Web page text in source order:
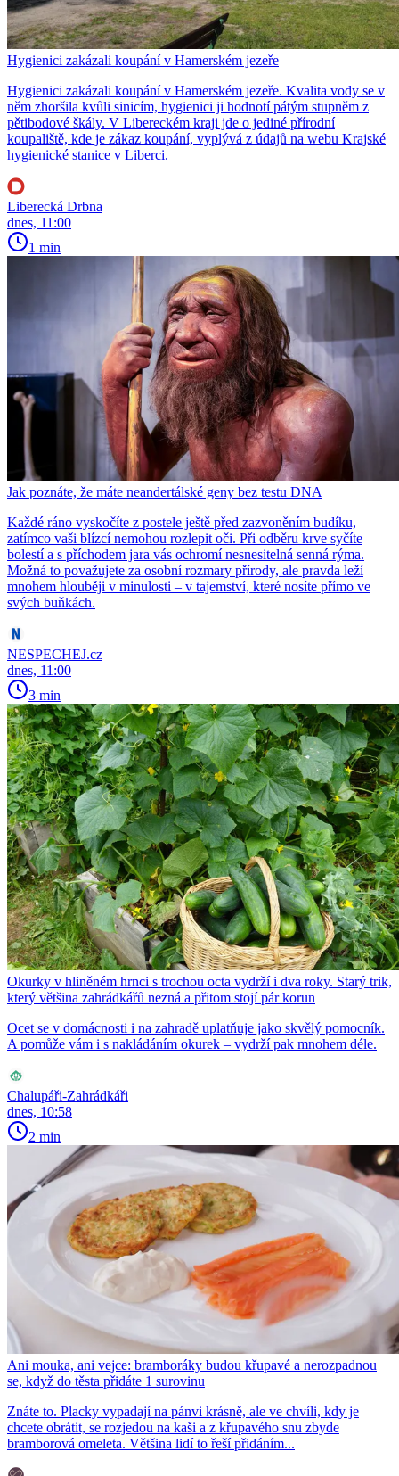
Hygienici zakázali koupání v Hamerském jezeře
Hygienici zakázali koupání v Hamerském jezeře. Kvalita vody se v
něm zhoršila kvůli sinicím, hygienici ji hodnotí pátým stupněm z
pětibodové škály. V Libereckém kraji jde o jediné přírodní
koupaliště, kde je zákaz koupání, vyplývá z údajů na webu Krajské
hygienické stanice v Liberci.
Liberecká Drbna
dnes, 11:00
1 min
Jak poznáte, že máte neandertálské geny bez testu DNA
Každé ráno vyskočíte z postele ještě před zazvoněním budíku,
zatímco vaši blízcí nemohou rozlepit oči. Při odběru krve syčíte
bolestí a s příchodem jara vás ochromí nesnesitelná senná rýma.
Možná to považujete za osobní rozmary přírody, ale pravda leží
mnohem hlouběji v minulosti – v tajemství, které nosíte přímo ve
svých buňkách.
NESPECHEJ.cz
dnes, 11:00
3 min
Okurky v hliněném hrnci s trochou octa vydrží i dva roky. Starý trik,
který většina zahrádkářů nezná a přitom stojí pár korun
Ocet se v domácnosti i na zahradě uplatňuje jako skvělý pomocník.
A pomůže vám i s nakládáním okurek – vydrží pak mnohem déle.
Chalupáři-Zahrádkáři
dnes, 10:58
2 min
Ani mouka, ani vejce: bramboráky budou křupavé a nerozpadnou
se, když do těsta přidáte 1 surovinu
Znáte to. Placky vypadají na pánvi krásně, ale ve chvíli, kdy je
chcete obrátit, se rozjedou na kaši a z křupavého snu zbyde
bramborová omeleta. Většina lidí to řeší přidáním...